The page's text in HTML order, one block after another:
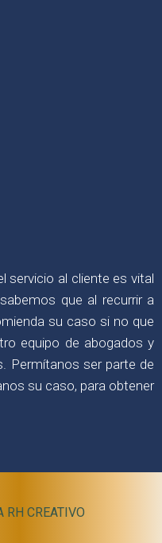
servicio al cliente es vital
que al recurrir a
su caso si no que
equipo de abogados y
Permítanos ser parte de
su caso, para obtener
RH CREATIVO